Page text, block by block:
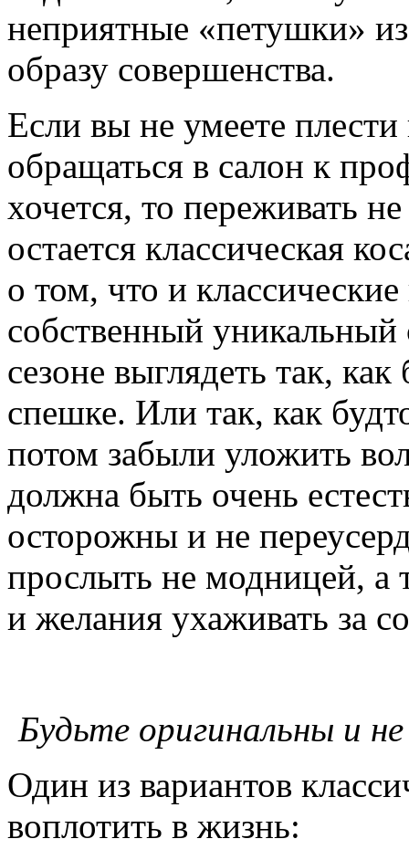
неприятные «петушки»
образу совершенства.
Если вы не умеете
обращаться в салон к
хочется, то переживать
остается классическая
о том, что и
собственный
сезоне выглядеть так,
спешке. Или так, как
потом забыли уложить
должна быть очень
осторожны и не
прослыть не модницей, а
и желания ухаживать за
Будьте оригинальны и
Один из вариантов
воплотить в жизнь: